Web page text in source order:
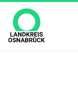
zum
Inhalt
UnsereImmer